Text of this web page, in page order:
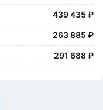
439 435 ₽
263 885 ₽
291 688 ₽